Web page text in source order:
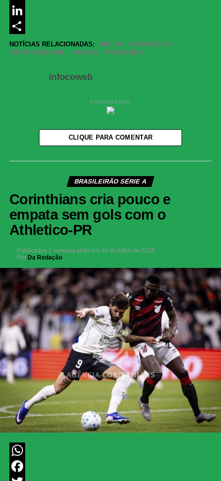
Messenger
LinkedIn
Share
NOTÍCIAS RELACIONADAS: BEIRA
BRASILEIRO
INTERNACIONAL
MENOS PALMEIRAS
infocoweb
PROPAGANDA
CLIQUE PARA COMENTAR
BRASILEIRÃO SÉRIE A
Corinthians cria pouco e
empata sem gols com o
Athletico-PR
Publicados 1 semana atrás em 30 de julho de 2026
Por Da Redação
WhatsApp